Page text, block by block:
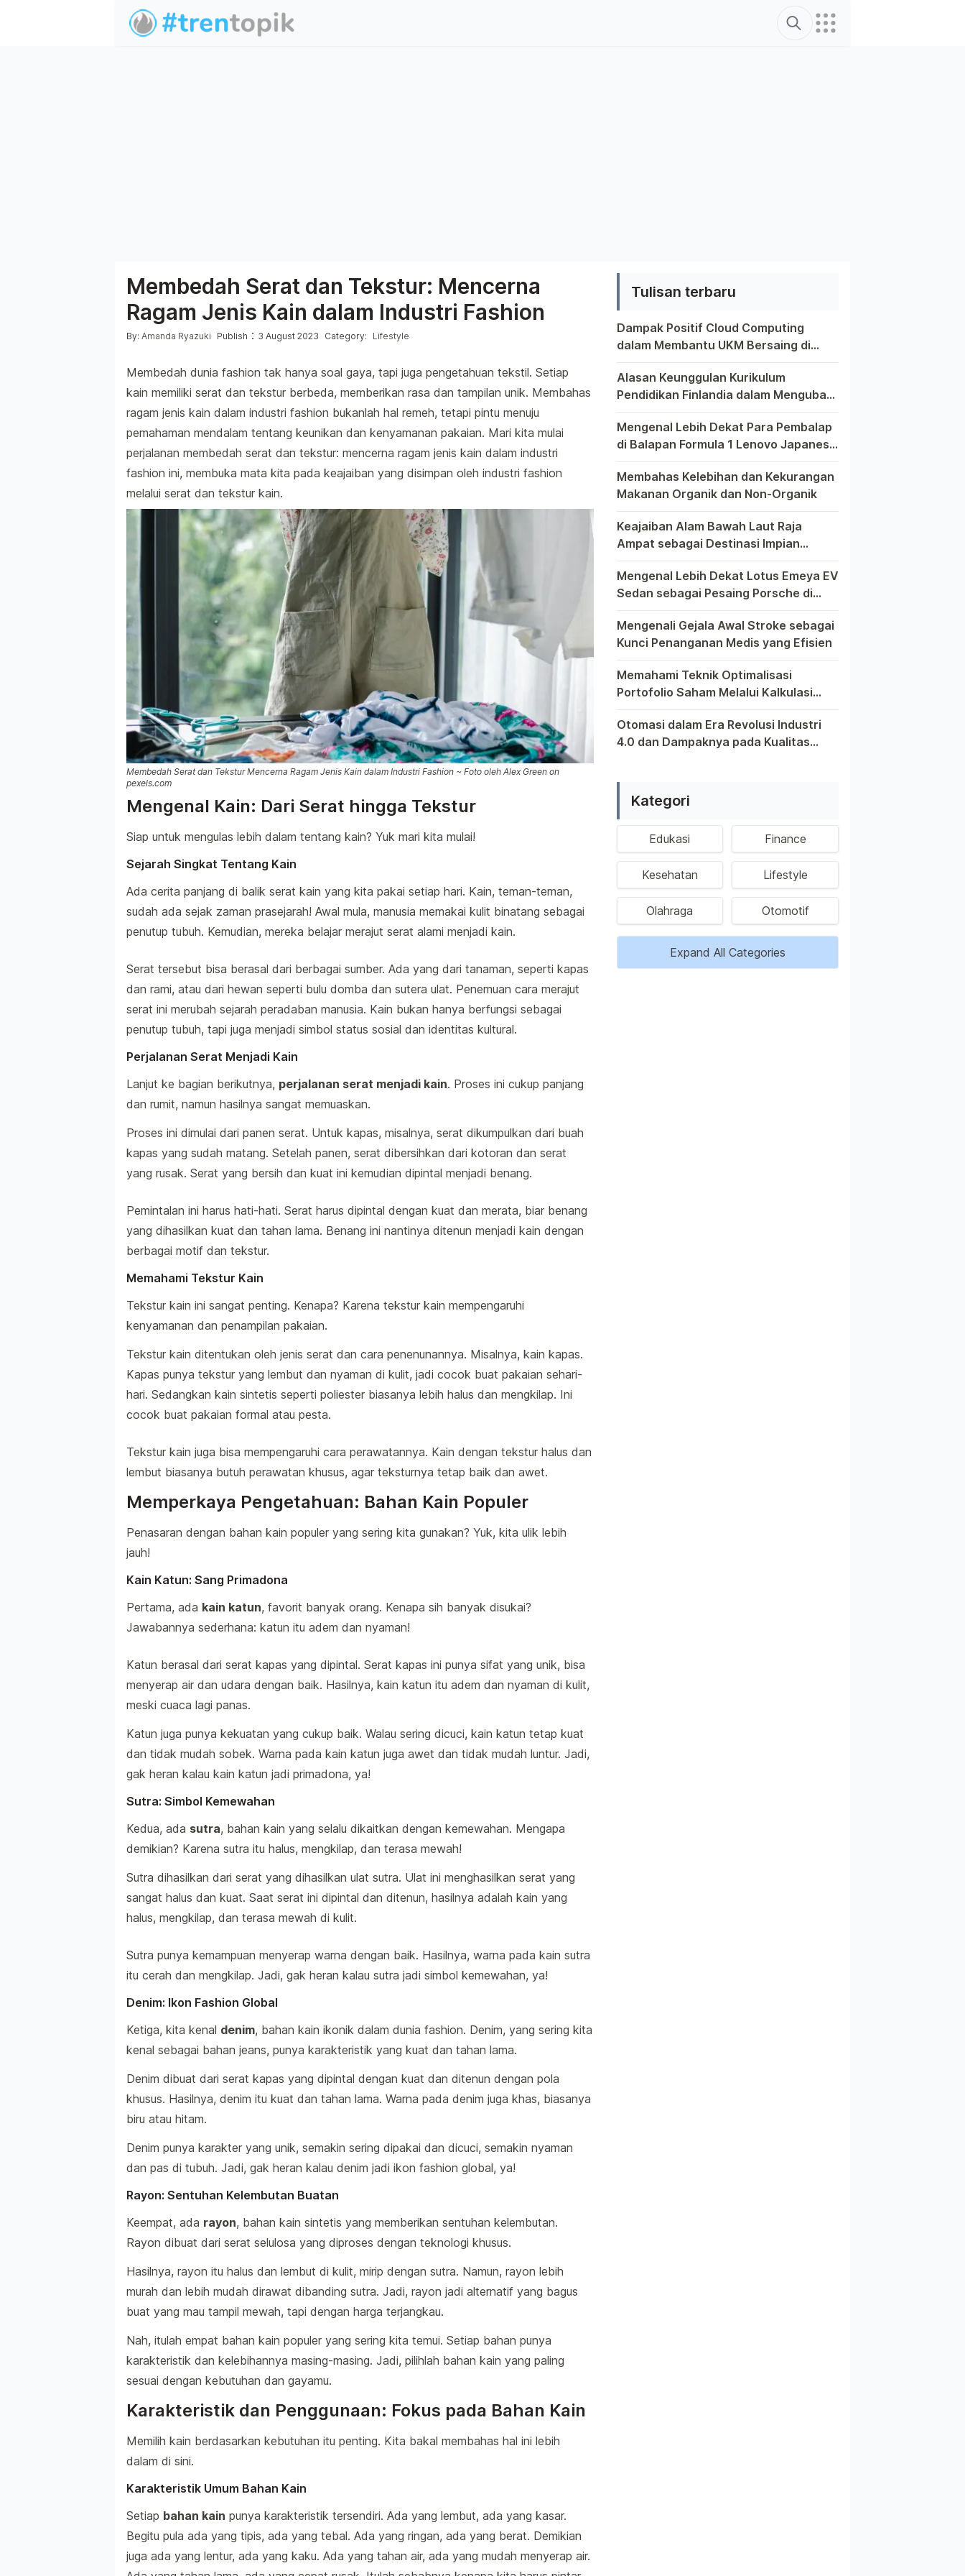
Search
Membedah Serat dan Tekstur: Mencerna
Ragam Jenis Kain dalam Industri Fashion
Posted by
By: Amanda Ryazuki Publish : 3 August 2023 Posted in
Category: Lifestyle
Membedah dunia fashion tak hanya soal gaya, tapi juga pengetahuan tekstil. Setiap
kain memiliki serat dan tekstur berbeda, memberikan rasa dan tampilan unik. Membahas
ragam jenis kain dalam industri fashion bukanlah hal remeh, tetapi pintu menuju
pemahaman mendalam tentang keunikan dan kenyamanan pakaian. Mari kita mulai
perjalanan membedah serat dan tekstur: mencerna ragam jenis kain dalam industri
fashion ini, membuka mata kita pada keajaiban yang disimpan oleh industri fashion
melalui serat dan tekstur kain.
Membedah Serat dan Tekstur Mencerna Ragam Jenis Kain dalam Industri Fashion ~ Foto oleh Alex Green on
pexels.com
Mengenal Kain: Dari Serat hingga Tekstur
Siap untuk mengulas lebih dalam tentang kain? Yuk mari kita mulai!
Sejarah Singkat Tentang Kain
Ada cerita panjang di balik serat kain yang kita pakai setiap hari. Kain, teman-teman,
sudah ada sejak zaman prasejarah! Awal mula, manusia memakai kulit binatang sebagai
penutup tubuh. Kemudian, mereka belajar merajut serat alami menjadi kain.
Serat tersebut bisa berasal dari berbagai sumber. Ada yang dari tanaman, seperti kapas
dan rami, atau dari hewan seperti bulu domba dan sutera ulat. Penemuan cara merajut
serat ini merubah sejarah peradaban manusia. Kain bukan hanya berfungsi sebagai
penutup tubuh, tapi juga menjadi simbol status sosial dan identitas kultural.
Perjalanan Serat Menjadi Kain
Lanjut ke bagian berikutnya, perjalanan serat menjadi kain. Proses ini cukup panjang
dan rumit, namun hasilnya sangat memuaskan.
Proses ini dimulai dari panen serat. Untuk kapas, misalnya, serat dikumpulkan dari buah
kapas yang sudah matang. Setelah panen, serat dibersihkan dari kotoran dan serat
yang rusak. Serat yang bersih dan kuat ini kemudian dipintal menjadi benang.
Pemintalan ini harus hati-hati. Serat harus dipintal dengan kuat dan merata, biar benang
yang dihasilkan kuat dan tahan lama. Benang ini nantinya ditenun menjadi kain dengan
berbagai motif dan tekstur.
Memahami Tekstur Kain
Tekstur kain ini sangat penting. Kenapa? Karena tekstur kain mempengaruhi
kenyamanan dan penampilan pakaian.
Tekstur kain ditentukan oleh jenis serat dan cara penenunannya. Misalnya, kain kapas.
Kapas punya tekstur yang lembut dan nyaman di kulit, jadi cocok buat pakaian sehari-
hari. Sedangkan kain sintetis seperti poliester biasanya lebih halus dan mengkilap. Ini
cocok buat pakaian formal atau pesta.
Tekstur kain juga bisa mempengaruhi cara perawatannya. Kain dengan tekstur halus dan
lembut biasanya butuh perawatan khusus, agar teksturnya tetap baik dan awet.
Memperkaya Pengetahuan: Bahan Kain Populer
Penasaran dengan bahan kain populer yang sering kita gunakan? Yuk, kita ulik lebih
jauh!
Kain Katun: Sang Primadona
Pertama, ada kain katun, favorit banyak orang. Kenapa sih banyak disukai?
Jawabannya sederhana: katun itu adem dan nyaman!
Katun berasal dari serat kapas yang dipintal. Serat kapas ini punya sifat yang unik, bisa
menyerap air dan udara dengan baik. Hasilnya, kain katun itu adem dan nyaman di kulit,
meski cuaca lagi panas.
Katun juga punya kekuatan yang cukup baik. Walau sering dicuci, kain katun tetap kuat
dan tidak mudah sobek. Warna pada kain katun juga awet dan tidak mudah luntur. Jadi,
gak heran kalau kain katun jadi primadona, ya!
Sutra: Simbol Kemewahan
Kedua, ada sutra, bahan kain yang selalu dikaitkan dengan kemewahan. Mengapa
demikian? Karena sutra itu halus, mengkilap, dan terasa mewah!
Sutra dihasilkan dari serat yang dihasilkan ulat sutra. Ulat ini menghasilkan serat yang
sangat halus dan kuat. Saat serat ini dipintal dan ditenun, hasilnya adalah kain yang
halus, mengkilap, dan terasa mewah di kulit.
Sutra punya kemampuan menyerap warna dengan baik. Hasilnya, warna pada kain sutra
itu cerah dan mengkilap. Jadi, gak heran kalau sutra jadi simbol kemewahan, ya!
Denim: Ikon Fashion Global
Ketiga, kita kenal denim, bahan kain ikonik dalam dunia fashion. Denim, yang sering kita
kenal sebagai bahan jeans, punya karakteristik yang kuat dan tahan lama.
Denim dibuat dari serat kapas yang dipintal dengan kuat dan ditenun dengan pola
khusus. Hasilnya, denim itu kuat dan tahan lama. Warna pada denim juga khas, biasanya
biru atau hitam.
Denim punya karakter yang unik, semakin sering dipakai dan dicuci, semakin nyaman
dan pas di tubuh. Jadi, gak heran kalau denim jadi ikon fashion global, ya!
Rayon: Sentuhan Kelembutan Buatan
Keempat, ada rayon, bahan kain sintetis yang memberikan sentuhan kelembutan.
Rayon dibuat dari serat selulosa yang diproses dengan teknologi khusus.
Hasilnya, rayon itu halus dan lembut di kulit, mirip dengan sutra. Namun, rayon lebih
murah dan lebih mudah dirawat dibanding sutra. Jadi, rayon jadi alternatif yang bagus
buat yang mau tampil mewah, tapi dengan harga terjangkau.
Nah, itulah empat bahan kain populer yang sering kita temui. Setiap bahan punya
karakteristik dan kelebihannya masing-masing. Jadi, pilihlah bahan kain yang paling
sesuai dengan kebutuhan dan gayamu.
Karakteristik dan Penggunaan: Fokus pada Bahan Kain
Memilih kain berdasarkan kebutuhan itu penting. Kita bakal membahas hal ini lebih
dalam di sini.
Karakteristik Umum Bahan Kain
Setiap bahan kain punya karakteristik tersendiri. Ada yang lembut, ada yang kasar.
Begitu pula ada yang tipis, ada yang tebal. Ada yang ringan, ada yang berat. Demikian
juga ada yang lentur, ada yang kaku. Ada yang tahan air, ada yang mudah menyerap air.
Tulisan terbaru
Dampak Positif Cloud Computing
dalam Membantu UKM Bersaing di
Pasar Global
Dalam era globalisasi yang semakin kompetitif, ditemukan
Alasan Keunggulan Kurikulum
Pendidikan Finlandia dalam Mengubah
Wajah Dunia Pendidikan Modern
Dalam dunia pendidikan modern, tak ada yang lebih menonjol
Mengenal Lebih Dekat Para Pembalap
di Balapan Formula 1 Lenovo Japanese
Grand Prix 2023
Dalam dunia balap Formula 1, setiap Grand Prix memiliki cerita
Membahas Kelebihan dan Kekurangan
Makanan Organik dan Non-Organik
Dalam upaya mencari asupan makanan yang lebih sehat,
Keajaiban Alam Bawah Laut Raja
Ampat sebagai Destinasi Impian
Penyelam dari Seluruh Dunia
Raja Ampat, sebuah permata tersembunyi di Indonesia, telah
Mengenal Lebih Dekat Lotus Emeya EV
Sedan sebagai Pesaing Porsche di
Dunia Mobil Listrik
Bagi pecinta otomotif mungkin perlu kiranya mengenal lebih
Mengenali Gejala Awal Stroke sebagai
Kunci Penanganan Medis yang Efisien
Bagi yang memiliki anggota keluarga yang berpotensi tinggi,
Memahami Teknik Optimalisasi
Portofolio Saham Melalui Kalkulasi
Return Investasi
Kewajiban untuk memahami teknik optimalisasi portofolio
Otomasi dalam Era Revolusi Industri
4.0 dan Dampaknya pada Kualitas
Kategori
Edukasi Finance
Kesehatan Lifestyle
Olahraga Otomotif
Expand All Categories